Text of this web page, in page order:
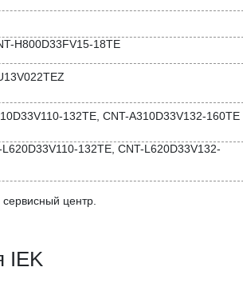
H800D33FV15-18TE
132TE, CNT-A310D33V132-160TE
132TE, CNT-L620D33V132-
центр.
IEK